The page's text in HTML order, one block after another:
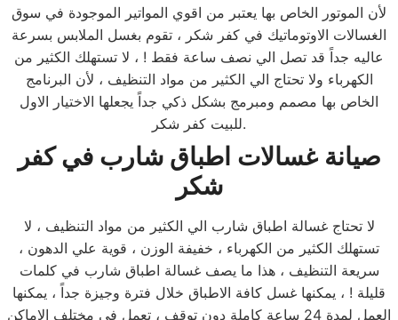
لأن الموتور الخاص بها يعتبر من اقوي المواتير الموجودة في سوق
الغسالات الاوتوماتيك في كفر شكر ، تقوم بغسل الملابس بسرعة
عاليه جداً قد تصل الي نصف ساعة فقط ! ، لا تستهلك الكثير من
الكهرباء ولا تحتاج الي الكثير من مواد التنظيف ، لأن البرنامج
الخاص بها مصمم ومبرمج بشكل ذكي جداً يجعلها الاختيار الاول
للبيت كفر شكر.
صيانة غسالات اطباق شارب في كفر
شكر
لا تحتاج غسالة اطباق شارب الي الكثير من مواد التنظيف ، لا
تستهلك الكثير من الكهرباء ، خفيفة الوزن ، قوية علي الدهون ،
سريعة التنظيف ، هذا ما يصف غسالة اطباق شارب في كلمات
قليلة ! ، يمكنها غسل كافة الاطباق خلال فترة وجيزة جداً ، يمكنها
العمل لمدة 24 ساعة كاملة دون توقف ، تعمل في مختلف الاماكن